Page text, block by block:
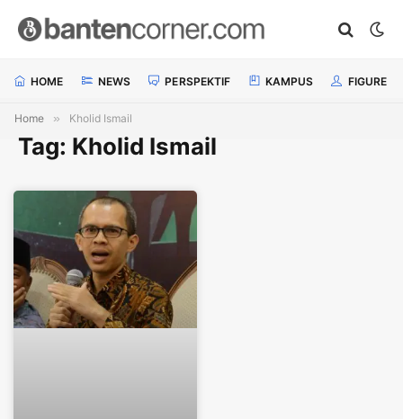
HOME NEWS PERSPEKTIF KAMPUS FIGURE
Home » Kholid Ismail
Tag: Kholid Ismail